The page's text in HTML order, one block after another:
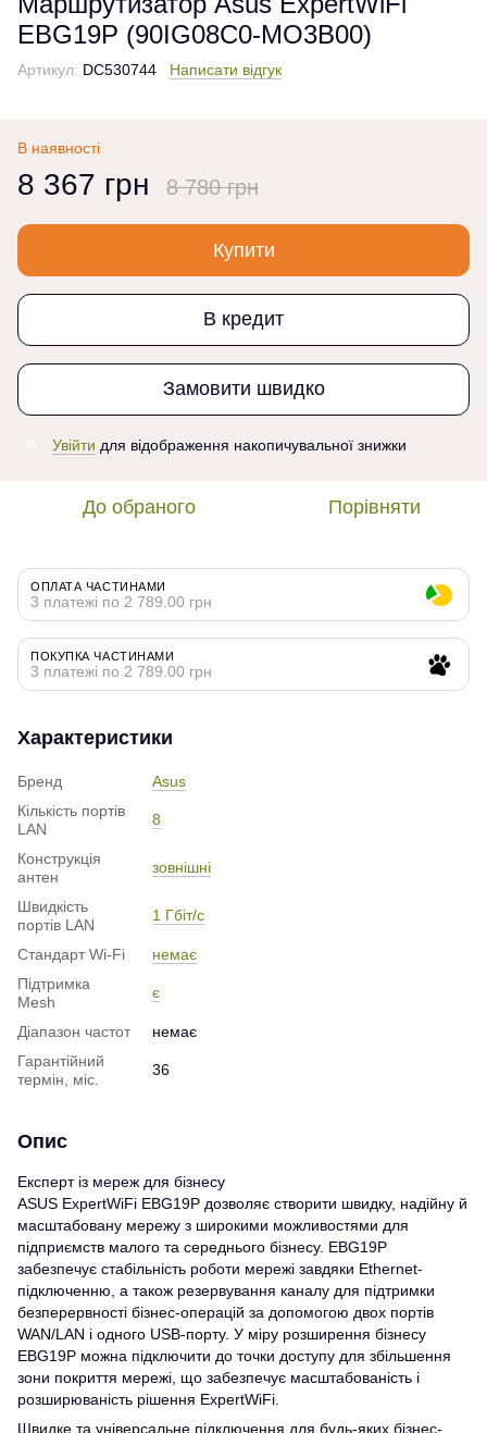
EBG19P (90IG08C0-MO3B00)
Артикул: DC530744 Написати відгук
В наявності
8 367 грн 8 780 грн
Купити
В кредит
Замовити швидко
Увійти для відображення накопичувальної знижки
До обраного Порівняти
ОПЛАТА ЧАСТИНАМИ
3 платежі по 2 789.00 грн
ПОКУПКА ЧАСТИНАМИ
3 платежі по 2 789.00 грн
Характеристики
Бренд
Asus
Кількість портів
LAN
8
Конструкція
антен
зовнішні
Швидкість
портів LAN
1 Гбіт/с
Стандарт Wi-Fi
немає
Підтримка
Mesh
є
Діапазон частот
немає
Гарантійний
термін, міс.
36
Опис
Експерт із мереж для бізнесу
ASUS ExpertWiFi EBG19P дозволяє створити швидку, надійну й
масштабовану мережу з широкими можливостями для
підприємств малого та середнього бізнесу. EBG19P
забезпечує стабільність роботи мережі завдяки Ethernet-
підключенню, а також резервування каналу для підтримки
безперервності бізнес-операцій за допомогою двох портів
WAN/LAN і одного USB-порту. У міру розширення бізнесу
EBG19P можна підключити до точки доступу для збільшення
зони покриття мережі, що забезпечує масштабованість і
розширюваність рішення ExpertWiFi.
Швидке та універсальне підключення для будь-яких бізнес-